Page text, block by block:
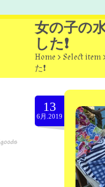
Home
about
omutucake
moon
my
Store
女の子の
した❗
Home > Select item
た❗
13
6月.2019